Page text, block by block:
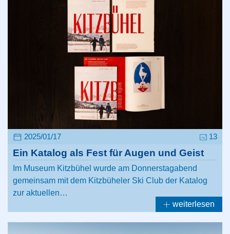
2025/01/17 13
Ein Katalog als Fest für Augen und Geist
Im Museum Kitzbühel wurde am Donnerstagabend
gemeinsam mit dem Kitzbüheler Ski Club der Katalog
zur aktuellen…
weiterlesen